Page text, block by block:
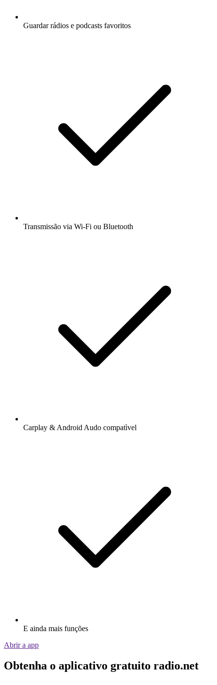
Guardar rádios e podcasts favoritos
Transmissão via Wi-Fi ou Bluetooth
Carplay & Android Audo compatìvel
E ainda mais funções
Abrir a app
Obtenha o aplicativo gratuito radio.net